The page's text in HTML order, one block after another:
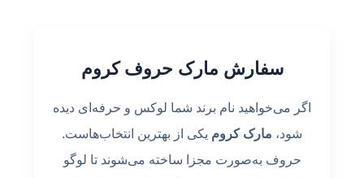
سفارش مارک حروف کروم
اگر می‌خواهید نام برند شما لوکس و حرفه‌ای دیده
شود، مارک کروم یکی از بهترین انتخاب‌هاست.
حروف به‌صورت مجزا ساخته می‌شوند تا لوگو